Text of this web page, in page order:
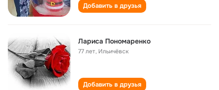
Добавить в друзья
Лариса Пономаренко
77 лет, Ильичёвск
Добавить в друзья